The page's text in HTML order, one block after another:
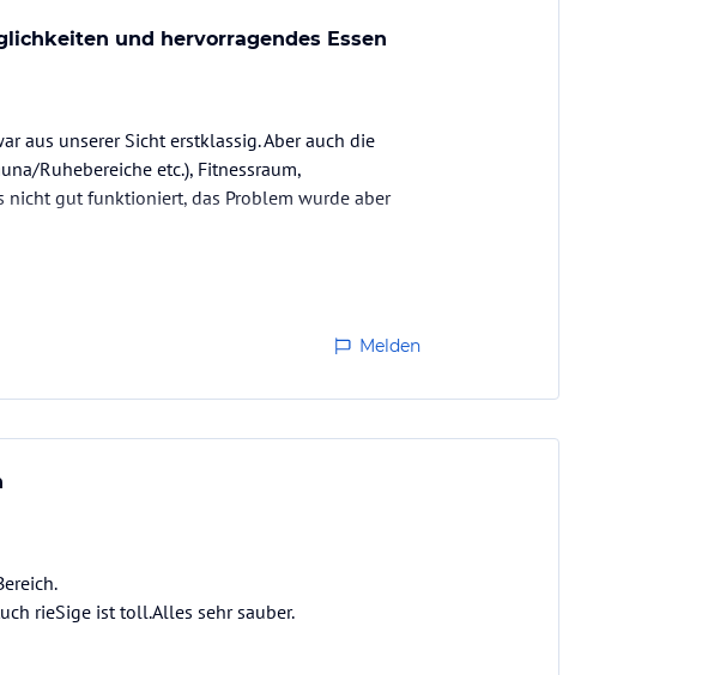
und hervorragendes Essen
aus unserer Sicht erstklassig. Aber auch die
Ruhebereiche etc.), Fitnessraum,
nicht gut funktioniert, das Problem wurde aber
Melden
rieSige ist toll.Alles sehr sauber.